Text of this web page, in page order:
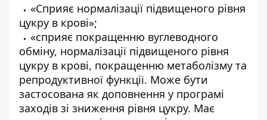
«Сприяє нормалізації підвищеного рівня
цукру в крові»;
«сприяє покращенню вуглеводного
обміну, нормалізації підвищеного рівня
цукру в крові, покращенню метаболізму та
репродуктивної функції. Може бути
застосована як доповнення у програмі
заходів зі зниження рівня цукру. Має